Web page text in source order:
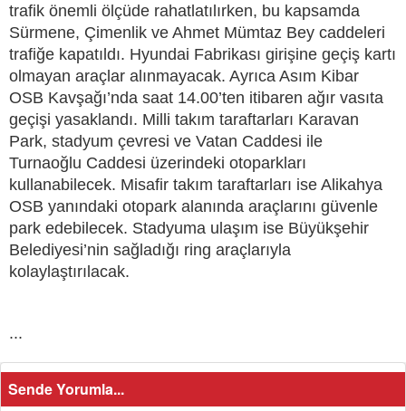
trafik önemli ölçüde rahatlatılırken, bu kapsamda
Sürmene, Çimenlik ve Ahmet Mümtaz Bey caddeleri
trafiğe kapatıldı. Hyundai Fabrikası girişine geçiş kartı
olmayan araçlar alınmayacak. Ayrıca Asım Kibar
OSB Kavşağı’nda saat 14.00’ten itibaren ağır vasıta
geçişi yasaklandı. Milli takım taraftarları Karavan
Park, stadyum çevresi ve Vatan Caddesi ile
Turnaoğlu Caddesi üzerindeki otoparkları
kullanabilecek. Misafir takım taraftarları ise Alikahya
OSB yanındaki otopark alanında araçlarını güvenle
park edebilecek. Stadyuma ulaşım ise Büyükşehir
Belediyesi’nin sağladığı ring araçlarıyla
kolaylaştırılacak.
...
Sende Yorumla...